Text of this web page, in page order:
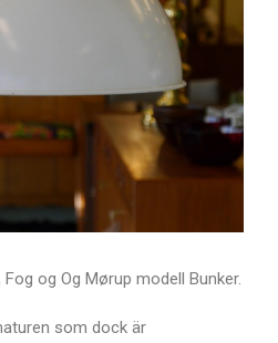
og Og Mørup modell Bunker.
som dock är